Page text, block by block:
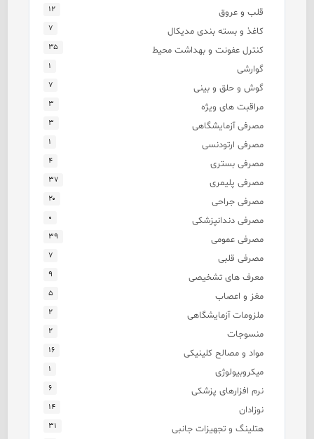
قلب و عروق ۱۲
کاغذ و بسته بندی مدیکال ۷
کنترل عفونت و بهداشت محیط ۳۵
گوارشی ۱
گوش و حلق و بینی ۷
مراقبت های ویژه ۳
مصرفی آزمایشگاهی ۳
مصرفی ارتودنسی ۱
مصرفی بستری ۴
مصرفی پلیمری ۳۷
مصرفی جراحی ۲۰
مصرفی دندانپزشکی ۰
مصرفی عمومی ۳۹
مصرفی قلبی ۷
معرف های تشخیصی ۹
مغز و اعصاب ۵
ملزومات آزمایشگاهی ۲
منسوجات ۲
مواد و مصالح کلینیکی ۱۶
میکروبیولوژی ۱
نرم افزارهای پزشکی ۶
نوزادان ۱۴
هتلینگ و تجهیزات جانبی ۳۱